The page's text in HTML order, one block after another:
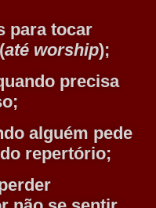
para tocar
até worship);
precisa
alguém pede
repertório;